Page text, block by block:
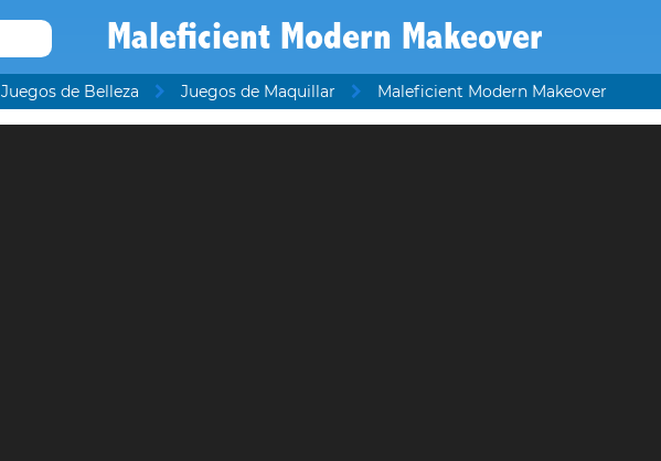
Maleficient Modern Makeover
Juegos de Belleza Juegos de Maquillar Maleficient Modern Makeover